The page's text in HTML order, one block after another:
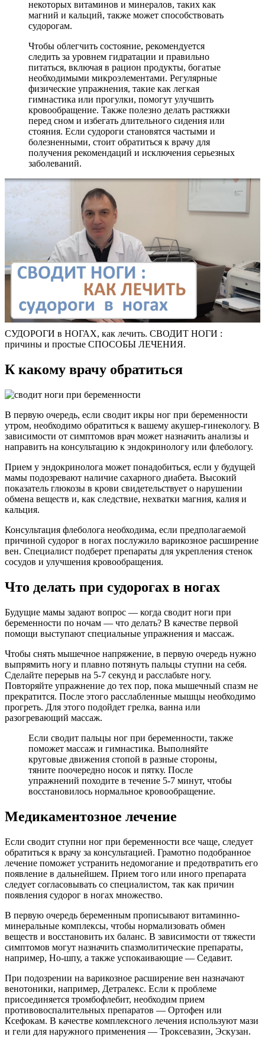
некоторых витаминов и минералов, таких как
магний и кальций, также может способствовать
судорогам.
Чтобы облегчить состояние, рекомендуется
следить за уровнем гидратации и правильно
питаться, включая в рацион продукты, богатые
необходимыми микроэлементами. Регулярные
физические упражнения, такие как легкая
гимнастика или прогулки, помогут улучшить
кровообращение. Также полезно делать растяжки
перед сном и избегать длительного сидения или
стояния. Если судороги становятся частыми и
болезненными, стоит обратиться к врачу для
получения рекомендаций и исключения серьезных
заболеваний.
СУДОРОГИ в НОГАХ, как лечить. СВОДИТ НОГИ :
причины и простые СПОСОБЫ ЛЕЧЕНИЯ.
К какому врачу обратиться
В первую очередь, если сводит икры ног при беременности
утром, необходимо обратиться к вашему акушер-гинекологу. В
зависимости от симптомов врач может назначить анализы и
направить на консультацию к эндокринологу или флебологу.
Прием у эндокринолога может понадобиться, если у будущей
мамы подозревают наличие сахарного диабета. Высокий
показатель глюкозы в крови свидетельствует о нарушении
обмена веществ и, как следствие, нехватки магния, калия и
кальция.
Консультация флеболога необходима, если предполагаемой
причиной судорог в ногах послужило варикозное расширение
вен. Специалист подберет препараты для укрепления стенок
сосудов и улучшения кровообращения.
Что делать при судорогах в ногах
Будущие мамы задают вопрос — когда сводит ноги при
беременности по ночам — что делать? В качестве первой
помощи выступают специальные упражнения и массаж.
Чтобы снять мышечное напряжение, в первую очередь нужно
выпрямить ногу и плавно потянуть пальцы ступни на себя.
Сделайте перерыв на 5-7 секунд и расслабьте ногу.
Повторяйте упражнение до тех пор, пока мышечный спазм не
прекратится. После этого расслабленные мышцы необходимо
прогреть. Для этого подойдет грелка, ванна или
разогревающий массаж.
Если сводит пальцы ног при беременности, также
поможет массаж и гимнастика. Выполняйте
круговые движения стопой в разные стороны,
тяните поочередно носок и пятку. После
упражнений походите в течение 5-7 минут, чтобы
восстановилось нормальное кровообращение.
Медикаментозное лечение
Если сводит ступни ног при беременности все чаще, следует
обратиться к врачу за консультацией. Грамотно подобранное
лечение поможет устранить недомогание и предотвратить его
появление в дальнейшем. Прием того или иного препарата
следует согласовывать со специалистом, так как причин
появления судорог в ногах множество.
В первую очередь беременным прописывают витаминно-
минеральные комплексы, чтобы нормализовать обмен
веществ и восстановить их баланс. В зависимости от тяжести
симптомов могут назначить спазмолитические препараты,
например, Но-шпу, а также успокаивающие — Седавит.
При подозрении на варикозное расширение вен назначают
венотоники, например, Детралекс. Если к проблеме
присоединяется тромбофлебит, необходим прием
противовоспалительных препаратов — Ортофен или
Ксефокам. В качестве комплексного лечения используют мази
и гели для наружного применения — Троксевазин, Эскузан.